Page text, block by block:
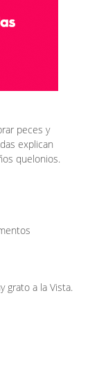
peces y
explican
quelonios.
grato a la Vista.